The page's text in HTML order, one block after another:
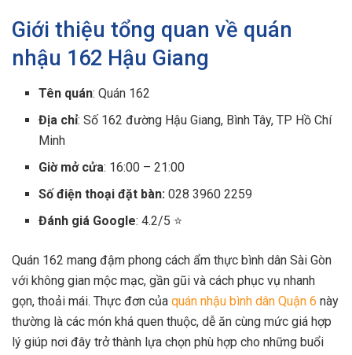
Giới thiệu tổng quan về quán
nhậu 162 Hậu Giang
Tên quán: Quán 162
Địa chỉ: Số 162 đường Hậu Giang, Bình Tây, TP Hồ Chí
Minh
Giờ mở cửa: 16:00 – 21:00
Số điện thoại đặt bàn: 028 3960 2259
Đánh giá Google: 4.2/5 ⭐
Quán 162 mang đậm phong cách ẩm thực bình dân Sài Gòn
với không gian mộc mạc, gần gũi và cách phục vụ nhanh
gọn, thoải mái. Thực đơn của quán nhậu bình dân Quận 6 này
thường là các món khá quen thuộc, dễ ăn cùng mức giá hợp
lý giúp nơi đây trở thành lựa chọn phù hợp cho những buổi